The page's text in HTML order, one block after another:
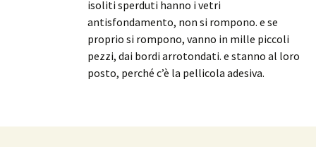
isoliti sperduti hanno i vetri
antisfondamento, non si rompono. e se
proprio si rompono, vanno in mille piccoli
pezzi, dai bordi arrotondati. e stanno al loro
posto, perché c’è la pellicola adesiva.